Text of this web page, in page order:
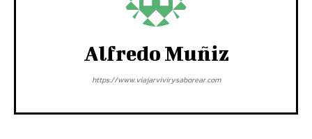
Alfredo Muñiz
https://www.viajarvivirysaborear.com